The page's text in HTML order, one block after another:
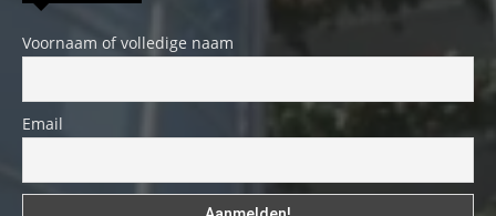
Voornaam of volledige naam
Email